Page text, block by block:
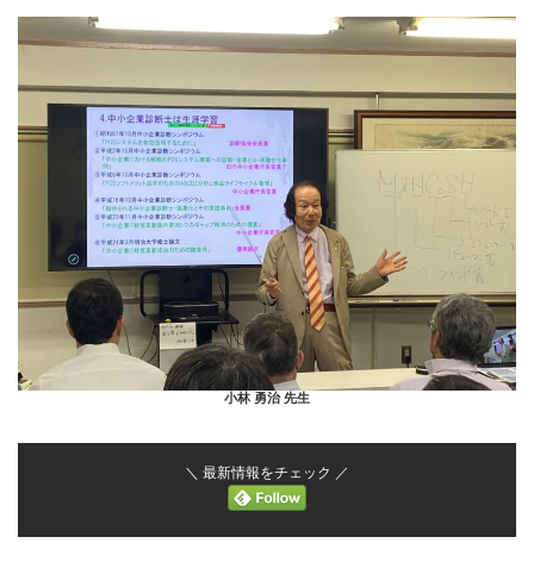
小林 勇治 先生
＼ 最新情報をチェック ／